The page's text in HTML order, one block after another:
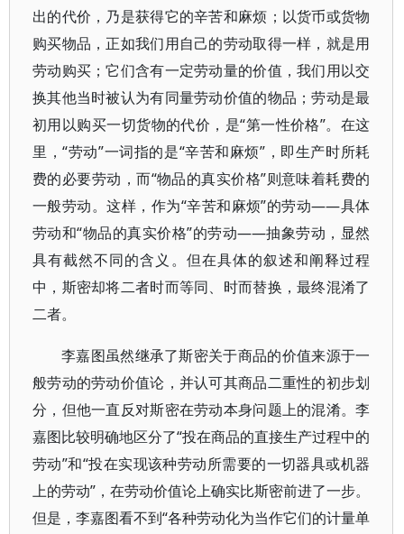
出的代价，乃是获得它的辛苦和麻烦；以货币或货物
购买物品，正如我们用自己的劳动取得一样，就是用
劳动购买；它们含有一定劳动量的价值，我们用以交
换其他当时被认为有同量劳动价值的物品；劳动是最
初用以购买一切货物的代价，是“第一性价格”。在这
里，“劳动”一词指的是“辛苦和麻烦”，即生产时所耗
费的必要劳动，而“物品的真实价格”则意味着耗费的
一般劳动。这样，作为“辛苦和麻烦”的劳动——具体
劳动和“物品的真实价格”的劳动——抽象劳动，显然
具有截然不同的含义。但在具体的叙述和阐释过程
中，斯密却将二者时而等同、时而替换，最终混淆了
二者。
李嘉图虽然继承了斯密关于商品的价值来源于一
般劳动的劳动价值论，并认可其商品二重性的初步划
分，但他一直反对斯密在劳动本身问题上的混淆。李
嘉图比较明确地区分了“投在商品的直接生产过程中的
劳动”和“投在实现该种劳动所需要的一切器具或机器
上的劳动”，在劳动价值论上确实比斯密前进了一步。
但是，李嘉图看不到“各种劳动化为当作它们的计量单